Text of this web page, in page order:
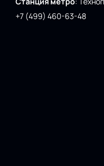
+7 (499) 460-63-48